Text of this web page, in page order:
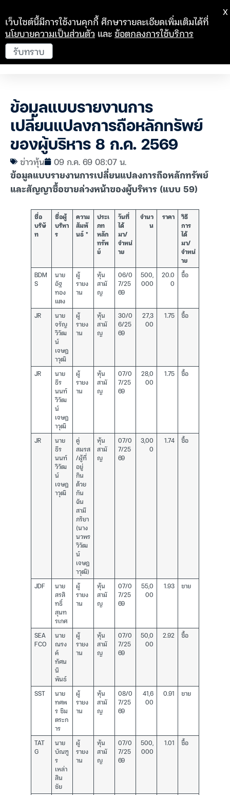
ข้อมูลแบบรายงานการ
เปลี่ยนแปลงการถือหลักทรัพย์
ของผู้บริหาร 8 ก.ค. 2569
ข่าวหุ้น 09 ก.ค. 69 08:07 น.
ข้อมูลแบบรายงานการเปลี่ยนแปลงการถือหลักทรัพย์
และสัญญาซื้อขายล่วงหน้าของผู้บริหาร (แบบ 59)
ชื่อ
บริษั
ท
ชื่อผู้
บริหา
ร
ความ
สัมพั
นธ์ *
ประเ
ภท
หลัก
ทรัพ
ย์
วันที่
ได้
มา/
จำหน่
าย
จำนว
น
ราคา
วิธี
การ
ได้
มา/
จำหน่
าย
BDM
S
นาย
อัฐ
ทอง
แตง
ผู้
รายง
าน
หุ้น
สามั
ญ
06/0
7/25
69
500,
000
20.0
0
ซื้อ
JR
นาย
จรัญ
วิวัฒ
น์
เจษฎ
าวุฒิ
ผู้
รายง
าน
หุ้น
สามั
ญ
30/0
6/25
69
27,3
00
1.75 ซื้อ
JR
นาย
ธีร
นนท์
วิวัฒ
น์
เจษฎ
าวุฒิ
ผู้
รายง
าน
หุ้น
สามั
ญ
07/0
7/25
69
28,0
00
1.75 ซื้อ
JR
นาย
ธีร
นนท์
วิวัฒ
น์
เจษฎ
าวุฒิ
คู่
สมรส
/ผู้ที่
อยู่
กิน
ด้วย
กัน
ฉัน
สามี
ภริยา
(นาง
นวพร
วิวัฒ
น์
เจษฎ
าวุฒิ)
หุ้น
สามั
ญ
07/0
7/25
69
3,00
0
1.74 ซื้อ
JDF
นาย
สรสิ
ทธิ์
สุนท
รเกศ
ผู้
รายง
าน
หุ้น
สามั
ญ
07/0
7/25
69
55,0
00
1.93 ขาย
SEA
FCO
นาย
ณรง
ค์
ทัศน
นิ
พันธ์
ผู้
รายง
าน
หุ้น
สามั
ญ
07/0
7/25
69
50,0
00
2.92 ซื้อ
SST
นาย
ทศพ
ร ซิม
ตระก
าร
ผู้
รายง
าน
หุ้น
สามั
ญ
08/0
7/25
69
41,6
00
0.91 ขาย
TAT
G
นาย
บัณฑู
ร
เหล่า
สิน
ชัย
ผู้
รายง
าน
หุ้น
สามั
ญ
07/0
7/25
69
500,
000
1.01 ซื้อ
เว็บไซต์นี้มีการใช้งานคุกกี้ ศึกษารายละเอียดเพิ่มเติมได้ที่
นโยบายความเป็นส่วนตัว และข้อตกลงการใช้บริการ
รับทราบ
X